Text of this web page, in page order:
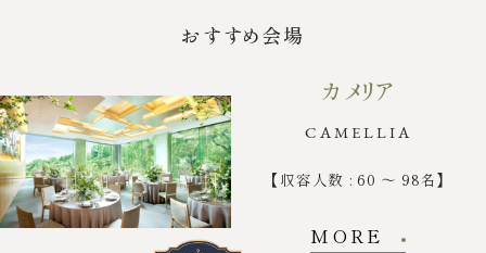
おすすめ会場
カメリア
CAMELLIA
【収容人数 : 60 ～ 98名】
MORE